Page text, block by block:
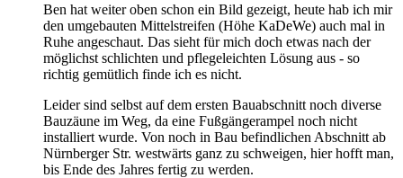
Ben hat weiter oben schon ein Bild gezeigt, heute hab ich mir
den umgebauten Mittelstreifen (Höhe KaDeWe) auch mal in
Ruhe angeschaut. Das sieht für mich doch etwas nach der
möglichst schlichten und pflegeleichten Lösung aus - so
richtig gemütlich finde ich es nicht.
Leider sind selbst auf dem ersten Bauabschnitt noch diverse
Bauzäune im Weg, da eine Fußgängerampel noch nicht
installiert wurde. Von noch in Bau befindlichen Abschnitt ab
Nürnberger Str. westwärts ganz zu schweigen, hier hofft man,
bis Ende des Jahres fertig zu werden.